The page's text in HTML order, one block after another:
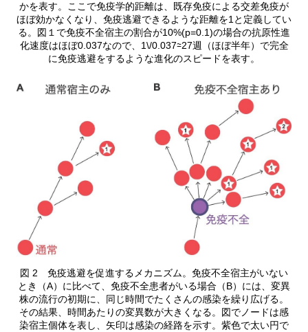
かを表す。ここで免疫学的距離は、既存免疫による交差免疫が
ほぼ効かなくなり、免疫逃避できるような距離を1と定義してい
る。図１で免疫不全宿主の割合が10%(p=0.1)の場合の抗原性進
化速度はほぼ0.037なので、1\/0.037≃27週（ほぼ半年）で完全
に免疫逃避をするような進化のスピードを表す。
図 2 免疫逃避を促進するメカニズム。免疫不全宿主がいない
とき（A）に比べて、免疫不全患者がいる場合（B）には、変異
株の流行の初期に、同じ時間でたくさんの感染を繰り広げる。
その結果、時間あたりの変異数が大きくなる。図でノードは感
染宿主個体を表し、矢印は感染の経路を示す。紫色で太い円で